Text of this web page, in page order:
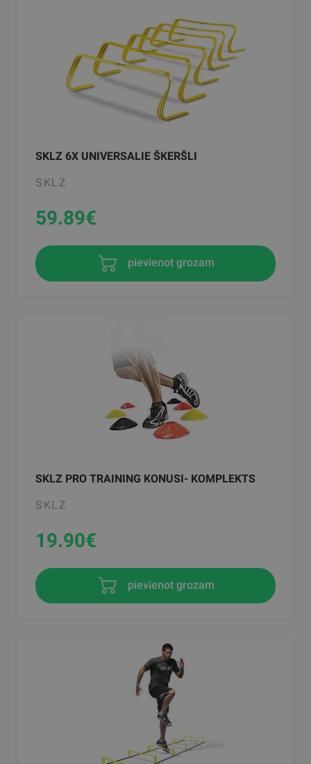
SKLZ 6X UNIVERSALIE ŠKERŠLI
SKLZ
59.89€
pievienot grozam
SKLZ PRO TRAINING KONUSI- KOMPLEKTS
SKLZ
19.90€
pievienot grozam